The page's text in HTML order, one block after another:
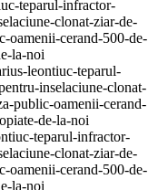
teparul-infractor-
clonat-ziar-de-
oamenii-cerand-500-de-
la-noi
leontiuc-teparul-
inselaciune-clonat-
public-oamenii-cerand-
de-la-noi
teparul-infractor-
clonat-ziar-de-
oamenii-cerand-500-de-
la-noi